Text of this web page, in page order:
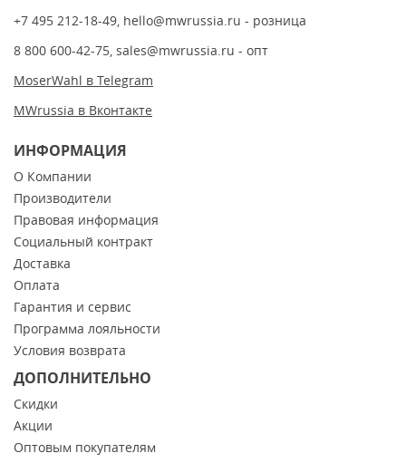
+7 495 212-18-49, hello@mwrussia.ru - розница
8 800 600-42-75, sales@mwrussia.ru - опт
MoserWahl в Telegram
MWrussia в Вконтакте
ИНФОРМАЦИЯ
О Компании
Производители
Правовая информация
Социальный контракт
Доставка
Оплата
Гарантия и сервис
Программа лояльности
Условия возврата
ДОПОЛНИТЕЛЬНО
Скидки
Акции
Оптовым покупателям